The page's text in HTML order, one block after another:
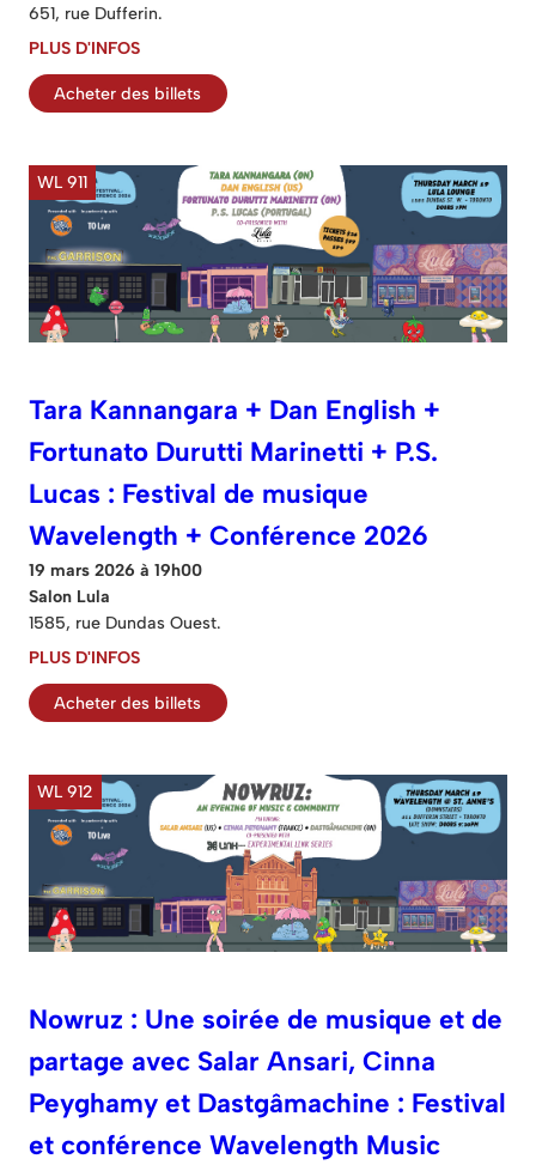
651, rue Dufferin.
PLUS D'INFOS
Acheter des billets
WL 911
Tara Kannangara + Dan English +
Fortunato Durutti Marinetti + P.S.
Lucas : Festival de musique
Wavelength + Conférence 2026
19 mars 2026 à 19h00
Salon Lula
1585, rue Dundas Ouest.
PLUS D'INFOS
Acheter des billets
WL 912
Nowruz : Une soirée de musique et de
partage avec Salar Ansari, Cinna
Peyghamy et Dastgâmachine : Festival
et conférence Wavelength Music